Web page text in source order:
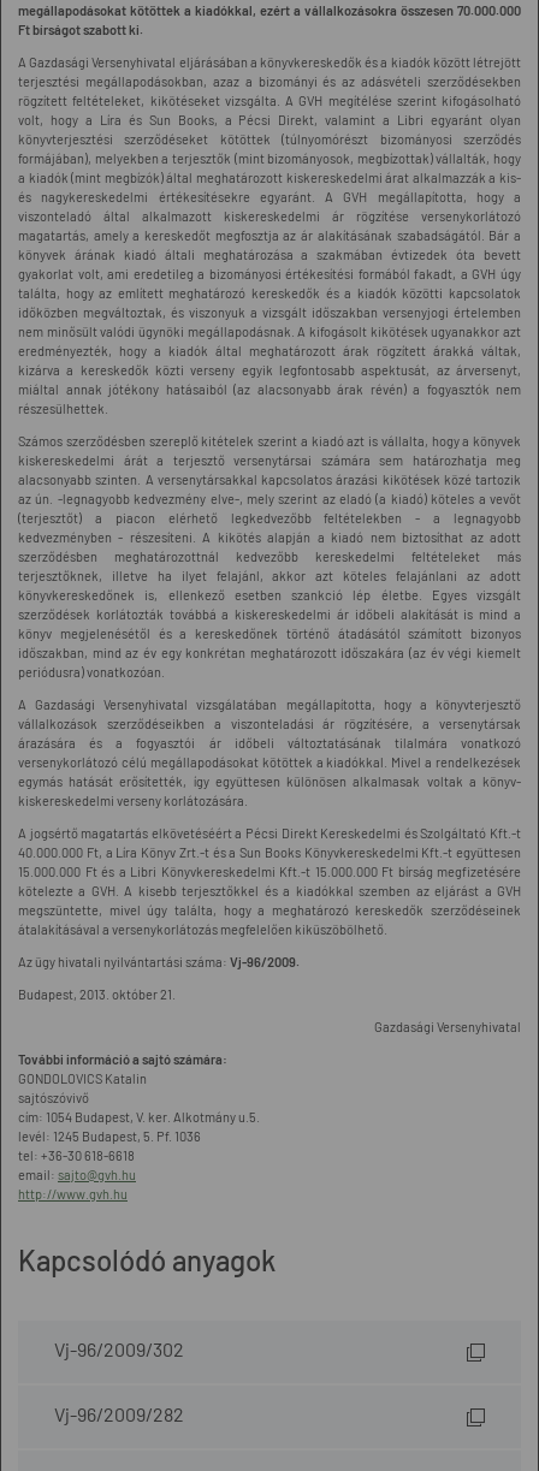
megállapodásokat kötöttek a kiadókkal, ezért a vállalkozásokra összesen 70.000.000
Ft bírságot szabott ki.
A Gazdasági Versenyhivatal eljárásában a könyvkereskedők és a kiadók között létrejött
terjesztési megállapodásokban, azaz a bizományi és az adásvételi szerződésekben
rögzített feltételeket, kikötéseket vizsgálta. A GVH megítélése szerint kifogásolható
volt, hogy a Líra és Sun Books, a Pécsi Direkt, valamint a Libri egyaránt olyan
könyvterjesztési szerződéseket kötöttek (túlnyomórészt bizományosi szerződés
formájában), melyekben a terjesztők (mint bizományosok, megbízottak) vállalták, hogy
a kiadók (mint megbízók) által meghatározott kiskereskedelmi árat alkalmazzák a kis-
és nagykereskedelmi értékesítésekre egyaránt. A GVH megállapította, hogy a
viszonteladó által alkalmazott kiskereskedelmi ár rögzítése versenykorlátozó
magatartás, amely a kereskedőt megfosztja az ár alakításának szabadságától. Bár a
könyvek árának kiadó általi meghatározása a szakmában évtizedek óta bevett
gyakorlat volt, ami eredetileg a bizományosi értékesítési formából fakadt, a GVH úgy
találta, hogy az említett meghatározó kereskedők és a kiadók közötti kapcsolatok
időközben megváltoztak, és viszonyuk a vizsgált időszakban versenyjogi értelemben
nem minősült valódi ügynöki megállapodásnak. A kifogásolt kikötések ugyanakkor azt
eredményezték, hogy a kiadók által meghatározott árak rögzített árakká váltak,
kizárva a kereskedők közti verseny egyik legfontosabb aspektusát, az árversenyt,
miáltal annak jótékony hatásaiból (az alacsonyabb árak révén) a fogyasztók nem
részesülhettek.
Számos szerződésben szereplő kitételek szerint a kiadó azt is vállalta, hogy a könyvek
kiskereskedelmi árát a terjesztő versenytársai számára sem határozhatja meg
alacsonyabb szinten. A versenytársakkal kapcsolatos árazási kikötések közé tartozik
az ún. -legnagyobb kedvezmény elve-, mely szerint az eladó (a kiadó) köteles a vevőt
(terjesztőt) a piacon elérhető legkedvezőbb feltételekben - a legnagyobb
kedvezményben - részesíteni. A kikötés alapján a kiadó nem biztosíthat az adott
szerződésben meghatározottnál kedvezőbb kereskedelmi feltételeket más
terjesztőknek, illetve ha ilyet felajánl, akkor azt köteles felajánlani az adott
könyvkereskedőnek is, ellenkező esetben szankció lép életbe. Egyes vizsgált
szerződések korlátozták továbbá a kiskereskedelmi ár időbeli alakítását is mind a
könyv megjelenésétől és a kereskedőnek történő átadásától számított bizonyos
időszakban, mind az év egy konkrétan meghatározott időszakára (az év végi kiemelt
periódusra) vonatkozóan.
A Gazdasági Versenyhivatal vizsgálatában megállapította, hogy a könyvterjesztő
vállalkozások szerződéseikben a viszonteladási ár rögzítésére, a versenytársak
árazására és a fogyasztói ár időbeli változtatásának tilalmára vonatkozó
versenykorlátozó célú megállapodásokat kötöttek a kiadókkal. Mivel a rendelkezések
egymás hatását erősítették, így együttesen különösen alkalmasak voltak a könyv-
kiskereskedelmi verseny korlátozására.
A jogsértő magatartás elkövetéséért a Pécsi Direkt Kereskedelmi és Szolgáltató Kft.-t
40.000.000 Ft, a Líra Könyv Zrt.-t és a Sun Books Könyvkereskedelmi Kft.-t együttesen
15.000.000 Ft és a Libri Könyvkereskedelmi Kft.-t 15.000.000 Ft bírság megfizetésére
kötelezte a GVH. A kisebb terjesztőkkel és a kiadókkal szemben az eljárást a GVH
megszüntette, mivel úgy találta, hogy a meghatározó kereskedők szerződéseinek
átalakításával a versenykorlátozás megfelelően kiküszöbölhető.
Az ügy hivatali nyilvántartási száma: Vj-96/2009.
Budapest, 2013. október 21.
Gazdasági Versenyhivatal
További információ a sajtó számára:
GONDOLOVICS Katalin
sajtószóvivő
cím: 1054 Budapest, V. ker. Alkotmány u.5.
levél: 1245 Budapest, 5. Pf. 1036
tel: +36-30 618-6618
email: sajto@gvh.hu
http://www.gvh.hu
Kapcsolódó anyagok
Vj-96/2009/302
Vj-96/2009/282